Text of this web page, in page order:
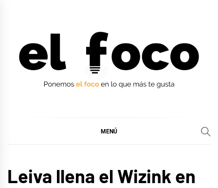
MENÚ
Leiva llena el Wizink en